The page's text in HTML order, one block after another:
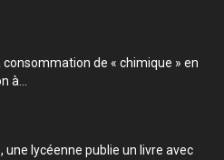
consommation de « chimique » en
à...
une lycéenne publie un livre avec